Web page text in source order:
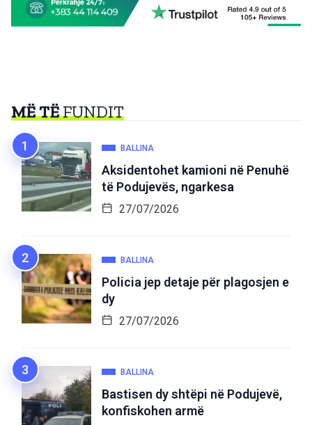
MË TËFUNDIT
BALLINA
Aksidentohet kamioni në Penuhë
të Podujevës, ngarkesa
27/07/2026
BALLINA
Policia jep detaje për plagosjen e
dy
27/07/2026
BALLINA
Bastisen dy shtëpi në Podujevë,
konfiskohen armë